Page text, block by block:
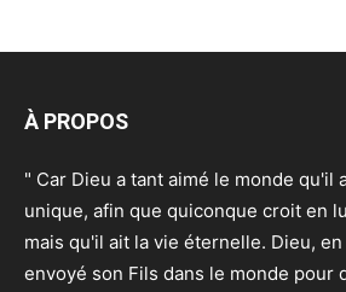
À PROPOS
" Car Dieu a tant aimé le monde qu'il
unique, afin que quiconque croit en
mais qu'il ait la vie éternelle. Dieu,
envoyé son Fils dans le monde pour